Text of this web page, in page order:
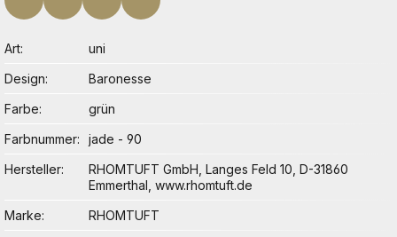
Art
uni
Design
Baronesse
Farbe
grün
Farbnummer
jade - 90
Hersteller
RHOMTUFT GmbH, Langes Feld 10, D-31860
Emmerthal, www.rhomtuft.de
Marke
RHOMTUFT